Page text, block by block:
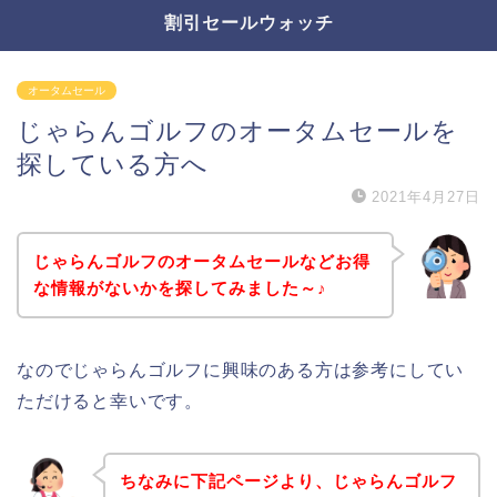
割引セールウォッチ
オータムセール
じゃらんゴルフのオータムセールを
探している方へ
2021年4月27日
じゃらんゴルフのオータムセールなどお得
な情報がないかを探してみました～♪
なのでじゃらんゴルフに興味のある方は参考にしてい
ただけると幸いです。
ちなみに下記ページより、じゃらんゴルフ